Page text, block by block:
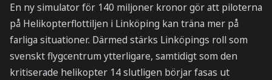
En ny simulator för 140 miljoner kronor gör att piloterna
på Helikopterflottiljen i Linköping kan träna mer på
farliga situationer. Därmed stärks Linköpings roll som
svenskt flygcentrum ytterligare, samtidigt som den
kritiserade helikopter 14 slutligen börjar fasas ut